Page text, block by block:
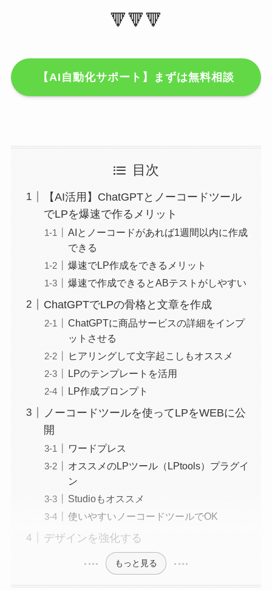
🔻🔻🔻
【AI自動化サポート】まずは無料相談
目次
【AI活用】ChatGPTとノーコードツール
でLPを爆速で作るメリット
AIとノーコードがあれば1週間以内に作成
できる
爆速でLP作成をできるメリット
爆速で作成できるとABテストがしやすい
ChatGPTでLPの骨格と文章を作成
ChatGPTに商品サービスの詳細をインプ
ットさせる
ヒアリングして文字起こしもオススメ
LPのテンプレートを活用
LP作成プロンプト
ノーコードツールを使ってLPをWEBに公
開
ワードプレス
オススメのLPツール（LPtools）プラグイ
ン
Studioもオススメ
使いやすいノーコードツールでOK
デザインを強化する
もっと見る